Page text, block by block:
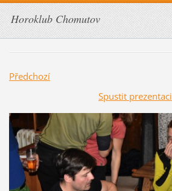
Horoklub Chomutov
Předchozí
Spustit prezentaci